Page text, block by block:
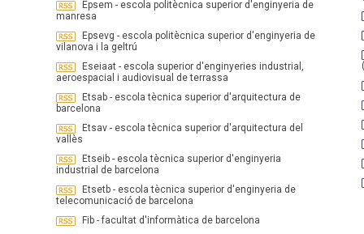
Epsem - escola politècnica superior d'enginyeria de
manresa
Epsevg - escola politècnica superior d'enginyeria de
vilanova i la geltrú
Eseiaat - escola superior d'enginyeries industrial,
aeroespacial i audiovisual de terrassa
Etsab - escola tècnica superior d'arquitectura de
barcelona
Etsav - escola tècnica superior d'arquitectura del
vallès
Etseib - escola tècnica superior d'enginyeria
industrial de barcelona
Etsetb - escola tècnica superior d'enginyeria de
telecomunicació de barcelona
Fib - facultat d'informàtica de barcelona